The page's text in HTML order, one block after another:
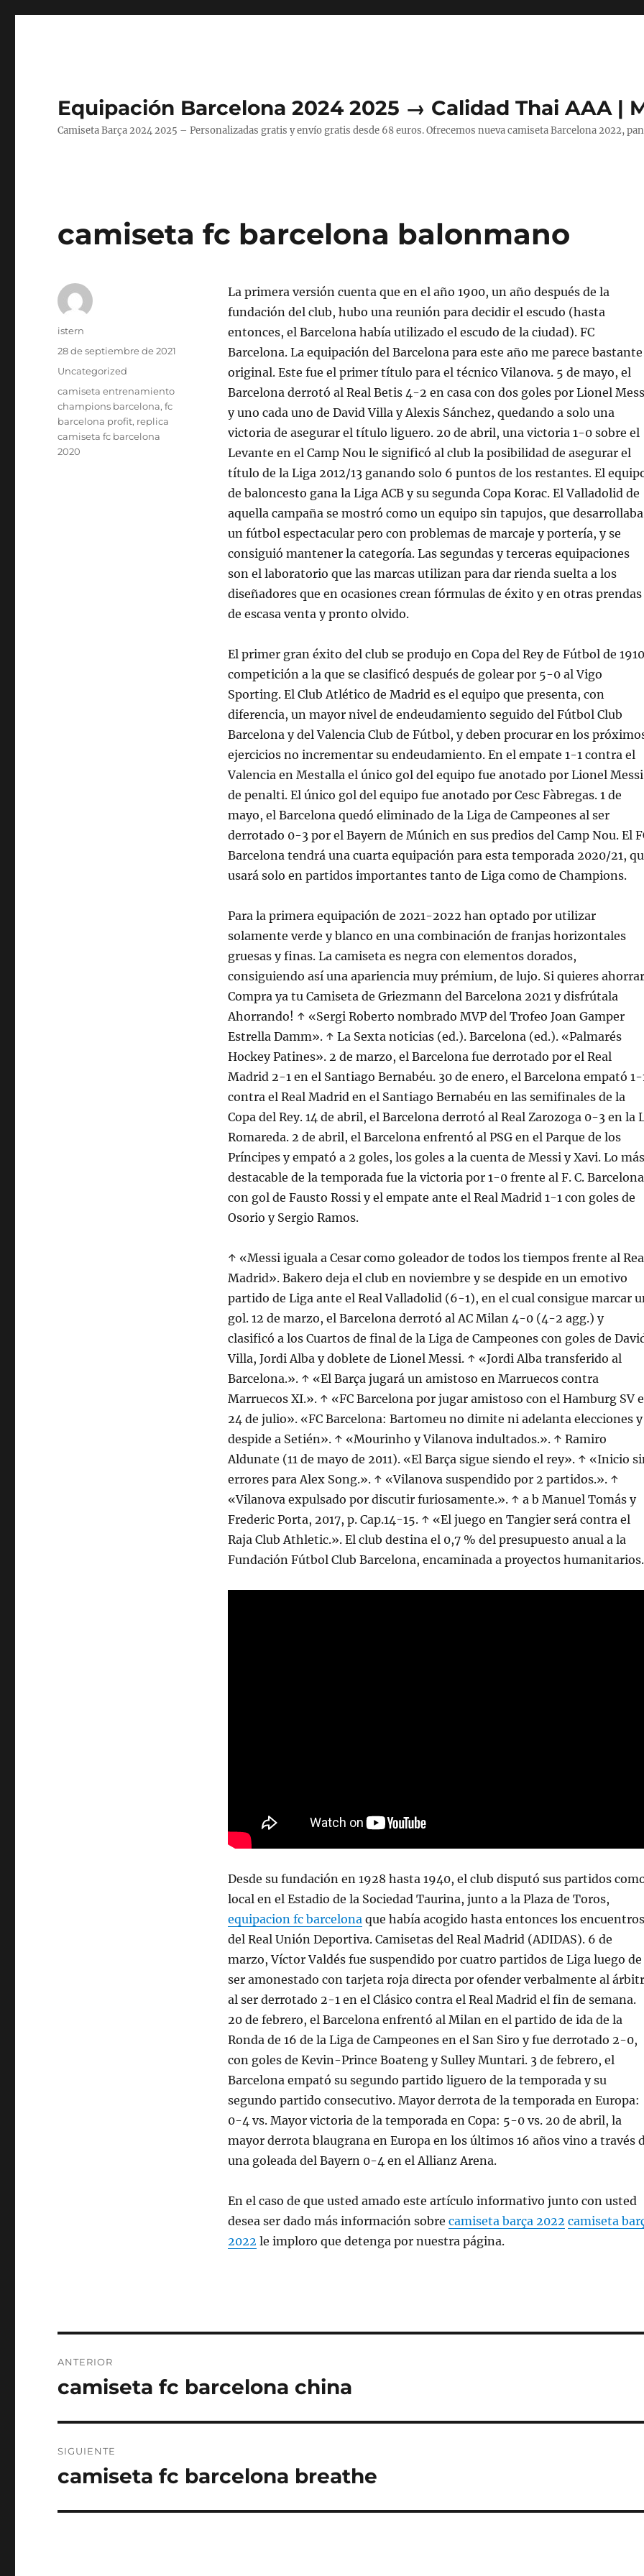
Equipación Barcelona 2024 2025 → Calidad Thai AAA |
Camiseta Barça 2024 2025 – Personalizadas gratis y envío gratis desde 68 euros. Ofrecemos nueva camiseta Barcelona 2022,
camiseta fc barcelona balonmano
La primera versión cuenta que en el año 1900, un año después de la
fundación del club, hubo una reunión para decidir el escudo (hasta
entonces, el Barcelona había utilizado el escudo de la ciudad). FC
Barcelona. La equipación del Barcelona para este año me parece bastante
original. Este fue el primer título para el técnico Vilanova. 5 de mayo, el
Barcelona derrotó al Real Betis 4-2 en casa con dos goles por Lionel
y uno cada uno de David Villa y Alexis Sánchez, quedando a solo una
victoria de asegurar el título liguero. 20 de abril, una victoria 1-0 sobre el
Levante en el Camp Nou le significó al club la posibilidad de asegurar el
título de la Liga 2012/13 ganando solo 6 puntos de los restantes. El
de baloncesto gana la Liga ACB y su segunda Copa Korac. El Valladolid de
aquella campaña se mostró como un equipo sin tapujos, que desarrollaba
un fútbol espectacular pero con problemas de marcaje y portería, y se
consiguió mantener la categoría. Las segundas y terceras equipaciones
son el laboratorio que las marcas utilizan para dar rienda suelta a los
diseñadores que en ocasiones crean fórmulas de éxito y en otras prendas
de escasa venta y pronto olvido.
El primer gran éxito del club se produjo en Copa del Rey de Fútbol de
competición a la que se clasificó después de golear por 5-0 al Vigo
Sporting. El Club Atlético de Madrid es el equipo que presenta, con
diferencia, un mayor nivel de endeudamiento seguido del Fútbol Club
Barcelona y del Valencia Club de Fútbol, y deben procurar en los
ejercicios no incrementar su endeudamiento. En el empate 1-1 contra el
Valencia en Mestalla el único gol del equipo fue anotado por Lionel Messi
de penalti. El único gol del equipo fue anotado por Cesc Fàbregas. 1 de
mayo, el Barcelona quedó eliminado de la Liga de Campeones al ser
derrotado 0-3 por el Bayern de Múnich en sus predios del Camp Nou. El
Barcelona tendrá una cuarta equipación para esta temporada 2020/21,
usará solo en partidos importantes tanto de Liga como de Champions.
Para la primera equipación de 2021-2022 han optado por utilizar
solamente verde y blanco en una combinación de franjas horizontales
gruesas y finas. La camiseta es negra con elementos dorados,
consiguiendo así una apariencia muy prémium, de lujo. Si quieres ahorrar
Compra ya tu Camiseta de Griezmann del Barcelona 2021 y disfrútala
Ahorrando! ↑ «Sergi Roberto nombrado MVP del Trofeo Joan Gamper
Estrella Damm». ↑ La Sexta noticias (ed.). Barcelona (ed.). «Palmarés
Hockey Patines». 2 de marzo, el Barcelona fue derrotado por el Real
Madrid 2-1 en el Santiago Bernabéu. 30 de enero, el Barcelona empató 1-
contra el Real Madrid en el Santiago Bernabéu en las semifinales de la
Copa del Rey. 14 de abril, el Barcelona derrotó al Real Zarozoga 0-3 en la
Romareda. 2 de abril, el Barcelona enfrentó al PSG en el Parque de los
Príncipes y empató a 2 goles, los goles a la cuenta de Messi y Xavi. Lo más
destacable de la temporada fue la victoria por 1-0 frente al F. C. Barcelona
con gol de Fausto Rossi y el empate ante el Real Madrid 1-1 con goles de
Osorio y Sergio Ramos.
↑ «Messi iguala a Cesar como goleador de todos los tiempos frente al
Madrid». Bakero deja el club en noviembre y se despide en un emotivo
partido de Liga ante el Real Valladolid (6-1), en el cual consigue marcar
gol. 12 de marzo, el Barcelona derrotó al AC Milan 4-0 (4-2 agg.) y
clasificó a los Cuartos de final de la Liga de Campeones con goles de
Villa, Jordi Alba y doblete de Lionel Messi. ↑ «Jordi Alba transferido al
Barcelona.». ↑ «El Barça jugará un amistoso en Marruecos contra
Marruecos XI.». ↑ «FC Barcelona por jugar amistoso con el Hamburg SV
24 de julio». «FC Barcelona: Bartomeu no dimite ni adelanta elecciones y
despide a Setién». ↑ «Mourinho y Vilanova indultados.». ↑ Ramiro
Aldunate (11 de mayo de 2011). «El Barça sigue siendo el rey». ↑ «Inicio
errores para Alex Song.». ↑ «Vilanova suspendido por 2 partidos.». ↑
«Vilanova expulsado por discutir furiosamente.». ↑ a b Manuel Tomás y
Frederic Porta, 2017, p. Cap.14-15. ↑ «El juego en Tangier será contra el
Raja Club Athletic.». El club destina el 0,7 % del presupuesto anual a la
Fundación Fútbol Club Barcelona, encaminada a proyectos humanitarios.
Desde su fundación en 1928 hasta 1940, el club disputó sus partidos
local en el Estadio de la Sociedad Taurina, junto a la Plaza de Toros,
equipacion fc barcelonaque había acogido hasta entonces los encuentros
del Real Unión Deportiva. Camisetas del Real Madrid (ADIDAS). 6 de
marzo, Víctor Valdés fue suspendido por cuatro partidos de Liga luego de
ser amonestado con tarjeta roja directa por ofender verbalmente al
al ser derrotado 2-1 en el Clásico contra el Real Madrid el fin de semana.
20 de febrero, el Barcelona enfrentó al Milan en el partido de ida de la
Ronda de 16 de la Liga de Campeones en el San Siro y fue derrotado 2-0,
con goles de Kevin-Prince Boateng y Sulley Muntari. 3 de febrero, el
Barcelona empató su segundo partido liguero de la temporada y su
segundo partido consecutivo. Mayor derrota de la temporada en Europa:
0-4 vs. Mayor victoria de la temporada en Copa: 5-0 vs. 20 de abril, la
mayor derrota blaugrana en Europa en los últimos 16 años vino a través
una goleada del Bayern 0-4 en el Allianz Arena.
En el caso de que usted amado este artículo informativo junto con usted
desea ser dado más información sobre camiseta barça 2022 camiseta
2022 le imploro que detenga por nuestra página.
Autor
istern
Publicado
28 de septiembre de 2021
Categorías
Uncategorized
Etiquetas
camiseta entrenamiento
champions barcelona,fc
barcelona profit, replica
camiseta fc barcelona
2020
de
ANTERIOR
Entrada
camiseta fc barcelona china
SIGUIENTE
Entrada
camiseta fc barcelona breathe